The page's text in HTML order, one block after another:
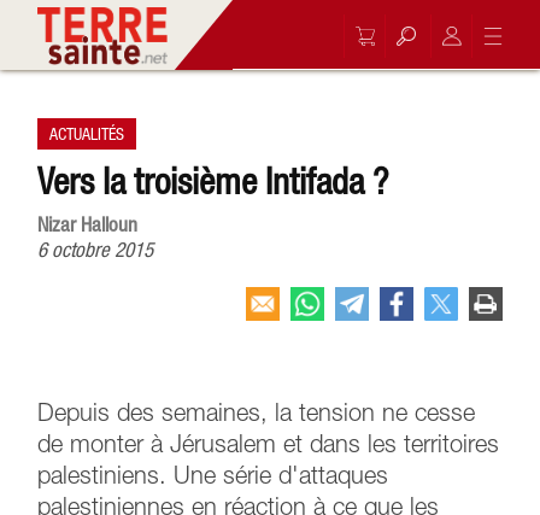
ACTUALITÉS
Vers la troisième Intifada ?
Nizar Halloun
6 octobre 2015
Depuis des semaines, la tension ne cesse
de monter à Jérusalem et dans les territoires
palestiniens. Une série d'attaques
palestiniennes en réaction à ce que les